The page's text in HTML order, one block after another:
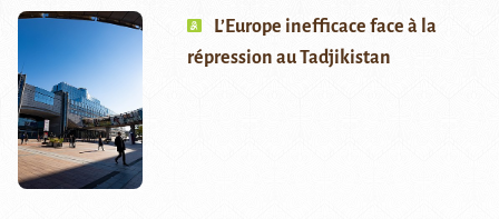
L’Europe inefficace face à la
répression au Tadjikistan